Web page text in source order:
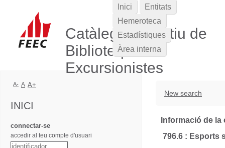
Catàleg Col·lectiu de
Biblioteques
Excursionistes
New search
Informació de
796.6 : Esports
Inici
Entitats
Hemeroteca
Estadístiques
Àrea interna
A- A A+
INICI
connectar-se
accedir al teu compte d'usuari